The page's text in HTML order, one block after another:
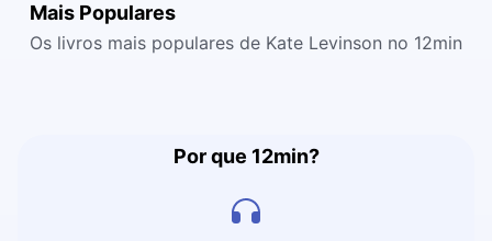
Mais Populares
Os livros mais populares de Kate Levinson no 12min
Por que 12min?